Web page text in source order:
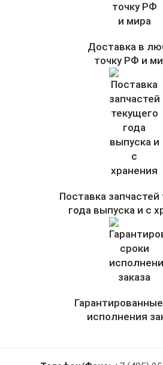
Доставка в
точку РФ и
Поставка запчастей
года выпуска и с
исполнения